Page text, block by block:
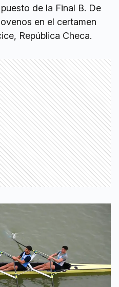
de la Final B. De
en el certamen
República Checa.